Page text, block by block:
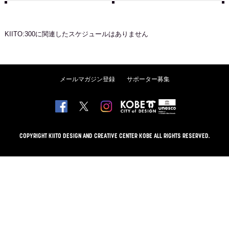
KIITO:300に関連したスケジュールはありません
メールマガジン登録 サポーター募集
COPYRIGHT KIITO DESIGN AND CREATIVE CENTER KOBE ALL RIGHTS RESERVED.